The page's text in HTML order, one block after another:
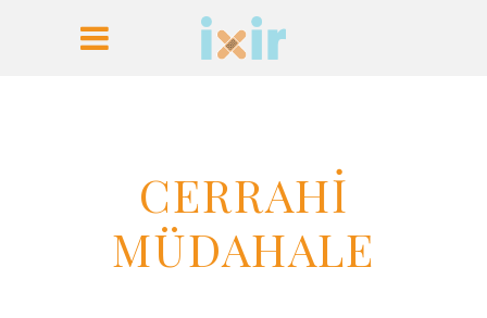
CERRAHİ
MÜDAHALE